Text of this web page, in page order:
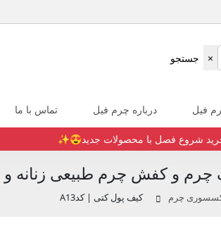
× جستجو
فیل درباره چرم فیل تماس با ما
شروع فصل با محصولات جدید😍✨️
و کفش چرم طبیعی زنانه و
چرم کیف پول کتی | کدA13